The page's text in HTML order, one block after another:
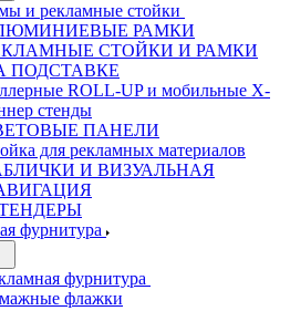
и рекламные стойки
РАМКИ
СТОЙКИ И РАМКИ
ПОДСТАВКЕ
ROLL-UP и мобильные X-
стенды
ПАНЕЛИ
для рекламных материалов
И ВИЗУАЛЬНАЯ
фурнитура
фурнитура
флажки